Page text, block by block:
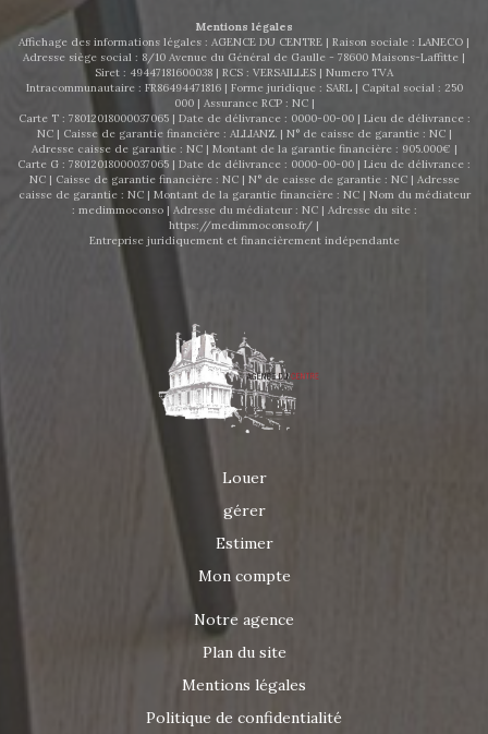
Mentions légales
Affichage des informations légales : AGENCE DU CENTRE | Raison sociale : LANECO |
Adresse siège social : 8/10 Avenue du Général de Gaulle - 78600 Maisons-Laffitte |
Siret : 49447181600038 | RCS : VERSAILLES | Numero TVA
Intracommunautaire : FR86494471816 | Forme juridique : SARL | Capital social : 250
000 | Assurance RCP : NC |
Carte T : 78012018000037065 | Date de délivrance : 0000-00-00 | Lieu de délivrance :
NC | Caisse de garantie financière : ALLIANZ. | N° de caisse de garantie : NC |
Adresse caisse de garantie : NC | Montant de la garantie financière : 905.000€ |
Carte G : 78012018000037065 | Date de délivrance : 0000-00-00 | Lieu de délivrance :
NC | Caisse de garantie financière : NC | N° de caisse de garantie : NC | Adresse
caisse de garantie : NC | Montant de la garantie financière : NC | Nom du médiateur
: medimmoconso | Adresse du médiateur : NC | Adresse du site :
https://medimmoconso.fr/ |
Entreprise juridiquement et financièrement indépendante
Louer
gérer
Estimer
Mon compte
Notre agence
Plan du site
Mentions légales
Politique de confidentialité